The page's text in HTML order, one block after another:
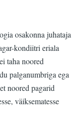
osakonna juhataja
kondiitri eriala
taha noored
palganumbriga ega
noored pagarid
väiksematesse